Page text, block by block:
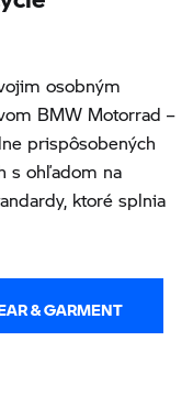
osobným
BMW Motorrad –
prispôsobených
s ohľadom na
ktoré splnia
& GARMENT